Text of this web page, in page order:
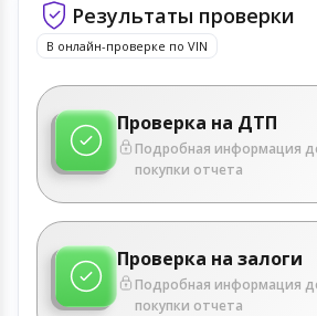
Результаты проверки
В онлайн-проверке по VIN
Проверка на ДТП
Подробная информация
покупки отчета
Проверка на залоги
Подробная информация
покупки отчета